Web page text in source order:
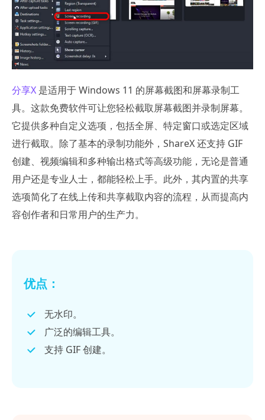
分享X 是适用于 Windows 11 的屏幕截图和屏幕录制工
具。这款免费软件可让您轻松截取屏幕截图并录制屏幕。
它提供多种自定义选项，包括全屏、特定窗口或选定区域
进行截取。除了基本的录制功能外，ShareX 还支持 GIF
创建、视频编辑和多种输出格式等高级功能，无论是普通
用户还是专业人士，都能轻松上手。此外，其内置的共享
选项简化了在线上传和共享截取内容的流程，从而提高内
容创作者和日常用户的生产力。
优点：
无水印。
广泛的编辑工具。
支持 GIF 创建。